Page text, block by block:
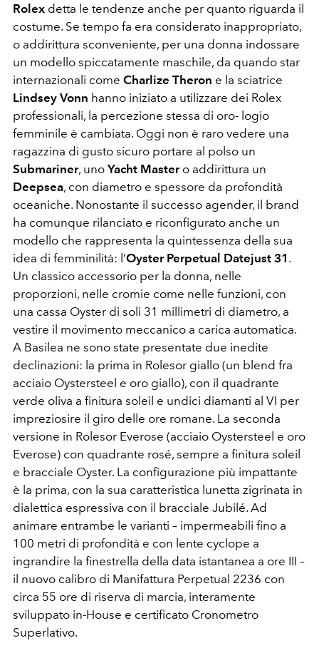
Rolex detta le tendenze anche per quanto riguarda il
costume. Se tempo fa era considerato inappropriato,
o addirittura sconveniente, per una donna indossare
un modello spiccatamente maschile, da quando star
internazionali come Charlize Theron e la sciatrice
Lindsey Vonn hanno iniziato a utilizzare dei Rolex
professionali, la percezione stessa di oro- logio
femminile è cambiata. Oggi non è raro vedere una
ragazzina di gusto sicuro portare al polso un
Submariner, uno Yacht Mastero addirittura un
Deepsea, con diametro e spessore da profondità
oceaniche. Nonostante il successo agender, il brand
ha comunque rilanciato e riconfigurato anche un
modello che rappresenta la quintessenza della sua
idea di femminilità: l’Oyster Perpetual Datejust 31 .
Un classico accessorio per la donna, nelle
proporzioni, nelle cromie come nelle funzioni, con
una cassa Oyster di soli 31 millimetri di diametro, a
vestire il movimento meccanico a carica automatica.
A Basilea ne sono state presentate due inedite
declinazioni: la prima in Rolesor giallo (un blend fra
acciaio Oystersteel e oro giallo), con il quadrante
verde oliva a finitura soleil e undici diamanti al VI per
impreziosire il giro delle ore romane. La seconda
versione in Rolesor Everose (acciaio Oystersteel e oro
Everose) con quadrante rosé, sempre a finitura soleil
e bracciale Oyster. La configurazione più impattante
è la prima, con la sua caratteristica lunetta zigrinata in
dialettica espressiva con il bracciale Jubilé. Ad
animare entrambe le varianti – impermeabili fino a
100 metri di profondità e con lente cyclope a
ingrandire la finestrella della data istantanea a ore III –
il nuovo calibro di Manifattura Perpetual 2236 con
circa 55 ore di riserva di marcia, interamente
sviluppato in-House e certificato Cronometro
Superlativo.